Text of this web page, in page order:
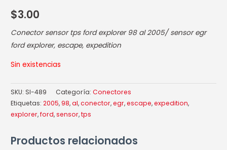
$3.00
Conector sensor tps ford explorer 98 al 2005/ sensor egr
ford explorer, escape, expedition
Sin existencias
SKU: SI-489 Categoría:Conectores
Etiquetas:2005,98,al,conector,egr,escape,expedition,
explorer,ford,sensor,tps
Productos relacionados